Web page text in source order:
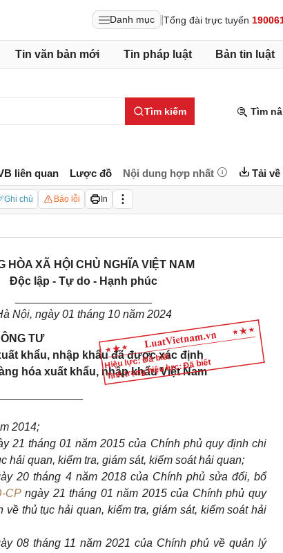
Danh mục Tổng đài trực tuyến
Tin văn bản mới Tin pháp luật Bản tin luật
Tìm kiếm Tìm
liên quan Lược đồ Nội dung hợp nhất Tải về
Ghi chú Báo lỗi In
Hiệu lực: Đã biết
Tình trạng hiệu lực: Đã biết
HÒA XÃ HỘI CHỦ NGHĨA VIỆT NAM
Độc lập - Tự do - Hạnh phúc
Nội, ngày 01 tháng 10 năm 2024
TƯ
khẩu, nhập khẩu đã được xác định
hóa xuất khẩu, nhập khẩu Việt Nam
2014;
21 tháng 01 năm 2015 của Chính phủ quy định chi
hải quan, kiểm tra, giám sát, kiểm soát hải quan;
20 tháng 4 năm 2018 của Chính phủ sửa đổi, bổ
CPngày 21 tháng 01 năm 2015 của Chính phủ quy
về thủ tục hải quan, kiểm tra, giám sát, kiểm soát hải
08 tháng 11 năm 2021 của Chính phủ về quản lý